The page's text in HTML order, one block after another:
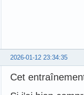
2026-01-12 23:34:35
Cet